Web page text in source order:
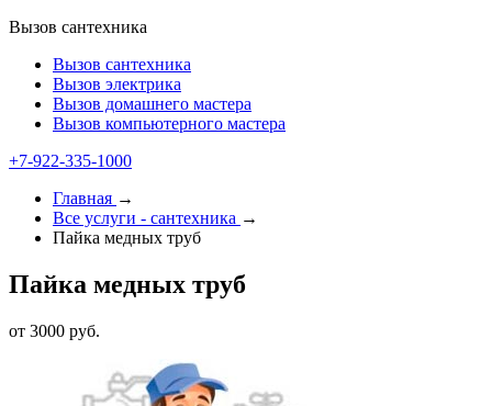
Вызов сантехника
Вызов сантехника
Вызов электрика
Вызов домашнего мастера
Вызов компьютерного мастера
+7-922-335-1000
Главная →
Все услуги - cантехника →
Пайка медных труб
Пайка медных труб
от 3000 руб.